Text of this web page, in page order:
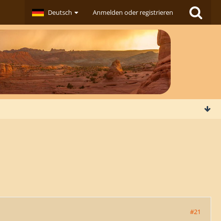
Deutsch Anmelden oder registrieren
#21